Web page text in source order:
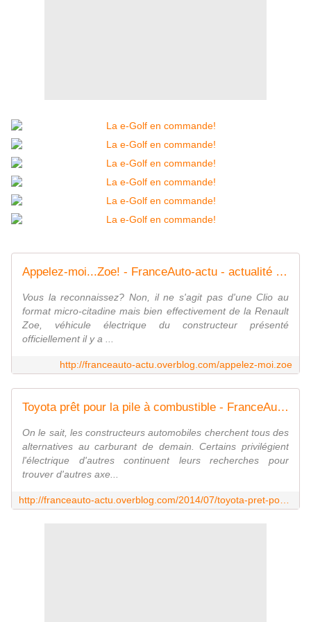
Appelez-moi...Zoe! - FranceAuto-actu - actualité automobile en France et à l'étranger
Vous la reconnaissez? Non, il ne s'agit pas d'une Clio au
format micro-citadine mais bien effectivement de la Renault
Zoe, véhicule électrique du constructeur présenté
officiellement il y a ...
http://franceauto-actu.overblog.com/appelez-moi.zoe
Toyota prêt pour la pile à combustible - FranceAuto-actu - actualité automobile en France et à l'étranger
On le sait, les constructeurs automobiles cherchent tous des
alternatives au carburant de demain. Certains privilégient
l'électrique d'autres continuent leurs recherches pour
trouver d'autres axe...